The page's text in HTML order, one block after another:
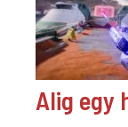
Alig egy